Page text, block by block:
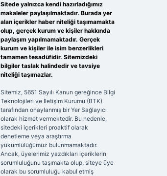
Sitede yalnızca kendi hazırladığımız
makaleler paylaşılmaktadır. Burada yer
alan içerikler haber niteliği taşımamakta
olup, gerçek kurum ve kişiler hakkında
paylaşım yapılmamaktadır. Gerçek
kurum ve kişiler ile isim benzerlikleri
tamamen tesadüfidir. Sitemizdeki
bilgiler taslak halindedir ve tavsiye
niteliği taşımazlar.
Sitemiz, 5651 Sayılı Kanun gereğince Bilgi
Teknolojileri ve İletişim Kurumu (BTK)
tarafından onaylanmış bir Yer Sağlayıcı
olarak hizmet vermektedir. Bu nedenle,
sitedeki içerikleri proaktif olarak
denetleme veya araştırma
yükümlülüğümüz bulunmamaktadır.
Ancak, üyelerimiz yazdıkları içeriklerin
sorumluluğunu taşımakta olup, siteye üye
olarak bu sorumluluğu kabul etmiş